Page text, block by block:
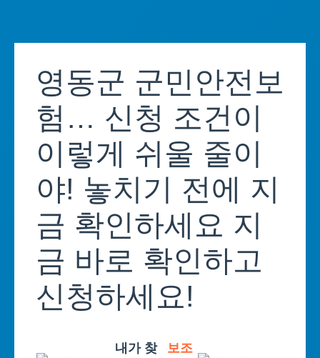
content영동군 군민안전보
험… 신청 조건이
이렇게 쉬울 줄이
야! 놓치기 전에 지
금 확인하세요 지
금 바로 확인하고
신청하세요!
내가 찾
보조